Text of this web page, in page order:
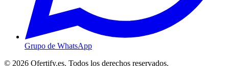
Grupo de WhatsApp
© 2026 Ofertify.es. Todos los derechos reservados.